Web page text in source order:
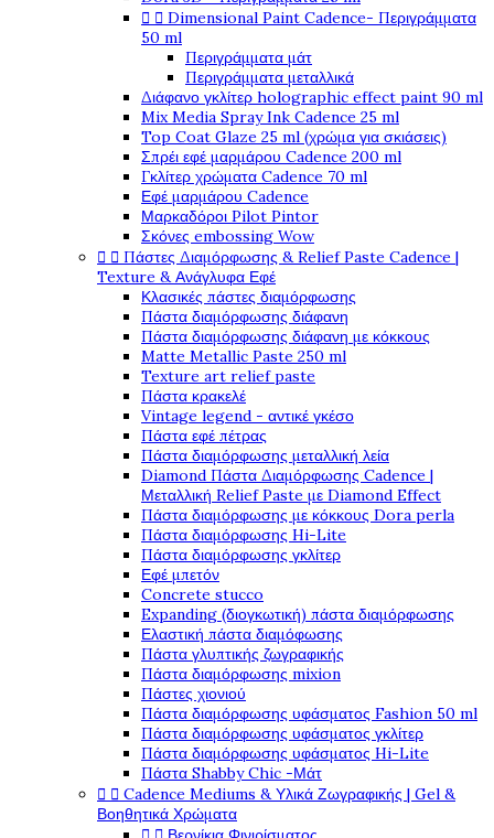
  Dimensional Paint Cadence- Περιγράμματα
50 ml
Περιγράμματα μάτ
Περιγράμματα μεταλλικά
Διάφανο γκλίτερ holographic effect paint 90 ml
Mix Media Spray Ink Cadence 25 ml
Top Coat Glaze 25 ml (χρώμα για σκιάσεις)
Σπρέι εφέ μαρμάρου Cadence 200 ml
Γκλίτερ χρώματα Cadence 70 ml
Εφέ μαρμάρου Cadence
Μαρκαδόροι Pilot Pintor
Σκόνες embossing Wow
  Πάστες Διαμόρφωσης & Relief Paste Cadence |
Texture & Ανάγλυφα Εφέ
Κλασικές πάστες διαμόρφωσης
Πάστα διαμόρφωσης διάφανη
Πάστα διαμόρφωσης διάφανη με κόκκους
Matte Metallic Paste 250 ml
Texture art relief paste
Πάστα κρακελέ
Vintage legend - αντικέ γκέσο
Πάστα εφέ πέτρας
Πάστα διαμόρφωσης μεταλλική λεία
Diamond Πάστα Διαμόρφωσης Cadence |
Μεταλλική Relief Paste με Diamond Effect
Πάστα διαμόρφωσης με κόκκους Dora perla
Πάστα διαμόρφωσης Hi-Lite
Πάστα διαμόρφωσης γκλίτερ
Εφέ μπετόν
Concrete stucco
Expanding (διογκωτική) πάστα διαμόρφωσης
Ελαστική πάστα διαμόφωσης
Πάστα γλυπτικής ζωγραφικής
Πάστα διαμόρφωσης mixion
Πάστες χιονιού
Πάστα διαμόρφωσης υφάσματος Fashion 50 ml
Πάστα διαμόρφωσης υφάσματος γκλίτερ
Πάστα διαμόρφωσης υφάσματος Hi-Lite
Πάστα Shabby Chic -Μάτ
  Cadence Mediums & Υλικά Ζωγραφικής | Gel &
Βοηθητικά Χρώματα